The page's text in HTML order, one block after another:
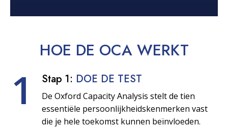
HOE DE OCA WERKT
1 Stap 1: DOE DE TEST
De Oxford Capacity Analysis stelt de tien
essentiële persoonlijkheids­kenmerken vast
die je hele toekomst kunnen beïnvloeden.